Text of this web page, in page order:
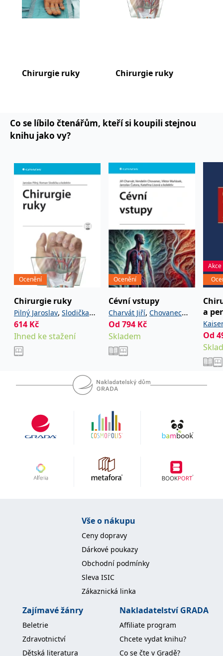
Chirurgie ruky Chirurgie ruky
Co se líbilo čtenářům, kteří si koupili stejnou
knihu jako vy?
Ocenění
Chirurgie ruky
Pilný Jaroslav, Slodička
Roman,
614 Kč
Ihned ke stažení
Ocenění
Cévní vstupy
Charvát Jiří,Chovanec
Vendelín,Maňásek Viktor
Čutora Jaroslav
Kateřina
Od794 Kč
Skladem
a
Od
Vše o nákupu
Ceny dopravy
Dárkové poukazy
Obchodní podmínky
Sleva ISIC
Zákaznická linka
Zajímavé žánry
Beletrie
Zdravotnictví
Dětská literatura
Nakladatelství GRADA
Affiliate program
Chcete vydat knihu?
Co se čte v Gradě?